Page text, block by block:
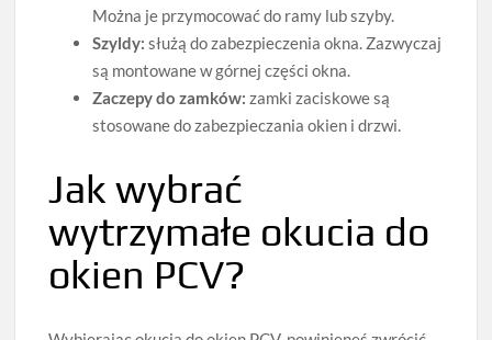
Można je przymocować do ramy lub szyby.
Szyldy: służą do zabezpieczenia okna. Zazwyczaj
są montowane w górnej części okna.
Zaczepy do zamków: zamki zaciskowe są
stosowane do zabezpieczania okien i drzwi.
Jak wybrać
wytrzymałe okucia do
okien PCV?